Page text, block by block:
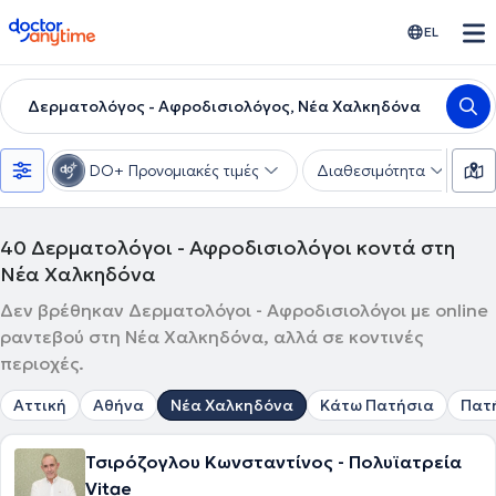
doctoranytime EL
Δερματολόγος - Αφροδισιολόγος, Νέα Χαλκηδόνα
DO+ Προνομιακές τιμές Διαθεσιμότητα
40 Δερματολόγοι - Αφροδισιολόγοι κοντά στη
Νέα Χαλκηδόνα
Δεν βρέθηκαν Δερματολόγοι - Αφροδισιολόγοι με online
ραντεβού στη Νέα Χαλκηδόνα, αλλά σε κοντινές
περιοχές.
Αττική Αθήνα Νέα Χαλκηδόνα Κάτω Πατήσια
Τσιρόζογλου Κωνσταντίνος - Πολυϊατρεία
Vitae